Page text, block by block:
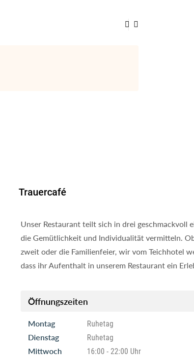
Trauercafé
Unser Restaurant teilt sich in drei geschmackvoll
die Gemütlichkeit und Individualität vermitteln.
zweit oder die Familienfeier, wir vom Teichhotel
dass ihr Aufenthalt in unserem Restaurant ein
Öffnungszeiten
Montag Ruhetag
Dienstag Ruhetag
Mittwoch 16:00 - 22:00 Uhr